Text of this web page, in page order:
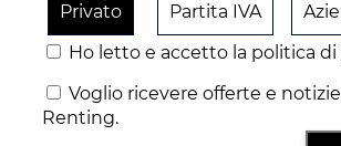
Privato Partita IVA
Ho letto e accetto la politica di
Voglio ricevere offerte e notizie
Renting.